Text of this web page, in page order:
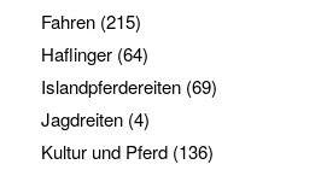
Fahren(215)
Haflinger(64)
Islandpferdereiten(69)
Jagdreiten(4)
Kultur und Pferd(136)